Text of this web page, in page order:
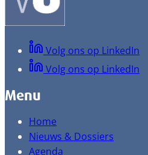
Volg ons op LinkedIn
Volg ons op LinkedIn
Menu
Home
Nieuws & Dossiers
Agenda